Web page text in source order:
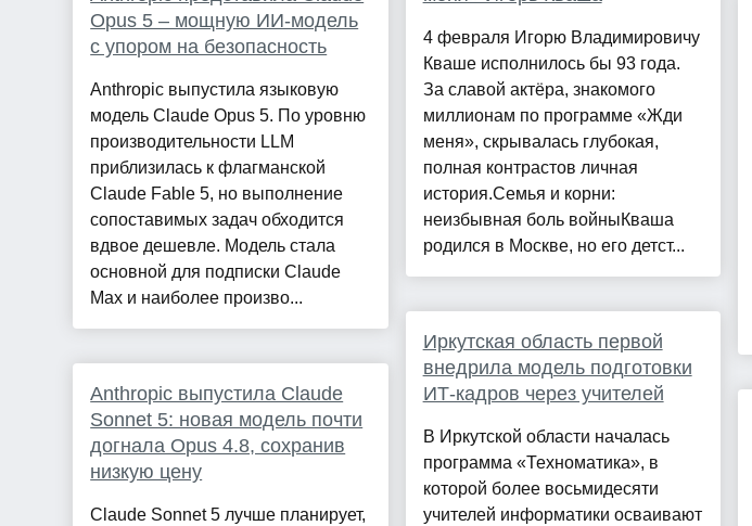
Opus 5 – мощную ИИ-модель
с упором на безопасность
Anthropic выпустила языковую
модель Claude Opus 5. По уровню
производительности LLM
приблизилась к флагманской
Claude Fable 5, но выполнение
сопоставимых задач обходится
вдвое дешевле. Модель стала
основной для подписки Claude
Max и наиболее произво...
Anthropic выпустила Claude
Sonnet 5: новая модель почти
догнала Opus 4.8, сохранив
низкую цену
Claude Sonnet 5 лучше планирует,
4 февраля Игорю Владимировичу
Кваше исполнилось бы 93 года.
За славой актёра, знакомого
миллионам по программе «Жди
меня», скрывалась глубокая,
полная контрастов личная
история.Семья и корни:
неизбывная боль войныКваша
родился в Москве, но его детст...
Иркутская область первой
внедрила модель подготовки
ИТ-кадров через учителей
В Иркутской области началась
программа «Техноматика», в
которой более восьмидесяти
учителей информатики осваивают